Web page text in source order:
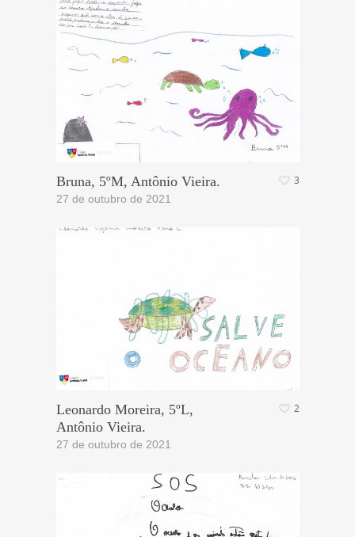
Bruna, 5ºM, Antônio Vieira.
27 de outubro de 2021
3
Leonardo Moreira, 5ºL,
Antônio Vieira.
27 de outubro de 2021
2